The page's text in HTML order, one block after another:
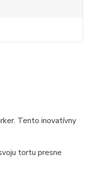
Tento inovatívny
tortu presne